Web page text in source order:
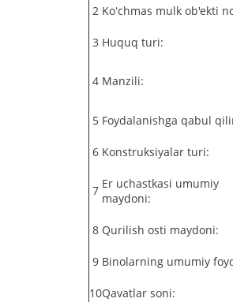
2 Koʻchmas mulk ob'ekti
3 Huquq turi:
4 Manzili:
5 Foydalanishga qabul
6 Konstruksiyalar turi:
7 Er uchastkasi umumiy
8 Qurilish osti maydoni:
9 Binolarning umumiy
10Qavatlar soni: